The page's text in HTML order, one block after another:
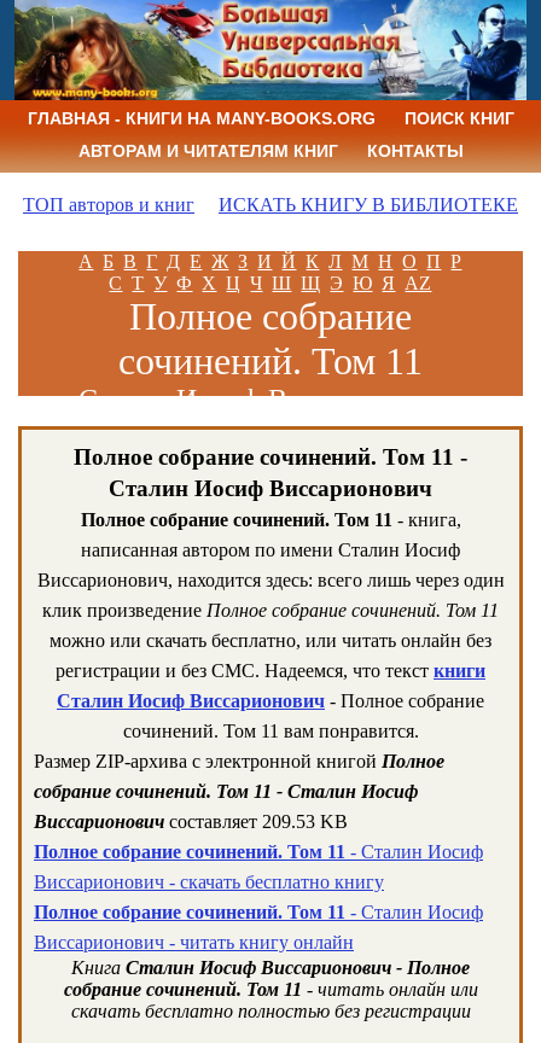
ГЛАВНАЯ - КНИГИ НА MANY-BOOKS.ORG
ПОИСК КНИГ
АВТОРАМ И ЧИТАТЕЛЯМ КНИГ
КОНТАКТЫ
ТОП авторов и книг ИСКАТЬ КНИГУ В БИБЛИОТЕКЕ
А Б В Г Д Е Ж З И Й К Л М Н О П Р
С Т У Ф Х Ц Ч Ш Щ Э Ю Я AZ
Полное собрание
сочинений. Том 11
Сталин Иосиф Виссарионович
Полное собрание сочинений. Том 11 -
Сталин Иосиф Виссарионович
Полное собрание сочинений. Том 11 - книга,
написанная автором по имени Сталин Иосиф
Виссарионович, находится здесь: всего лишь через один
клик произведение Полное собрание сочинений. Том 11
можно или скачать бесплатно, или читать онлайн без
регистрации и без СМС. Надеемся, что текст книги
Сталин Иосиф Виссарионович - Полное собрание
сочинений. Том 11 вам понравится.
Размер ZIP-архива c электронной книгой Полное
собрание сочинений. Том 11 - Сталин Иосиф
Виссарионович составляет 209.53 KB
Полное собрание сочинений. Том 11 - Сталин Иосиф
Виссарионович - скачать бесплатно книгу
Полное собрание сочинений. Том 11 - Сталин Иосиф
Виссарионович - читать книгу онлайн
Книга Сталин Иосиф Виссарионович - Полное
собрание сочинений. Том 11 - читать онлайн или
скачать бесплатно полностью без регистрации